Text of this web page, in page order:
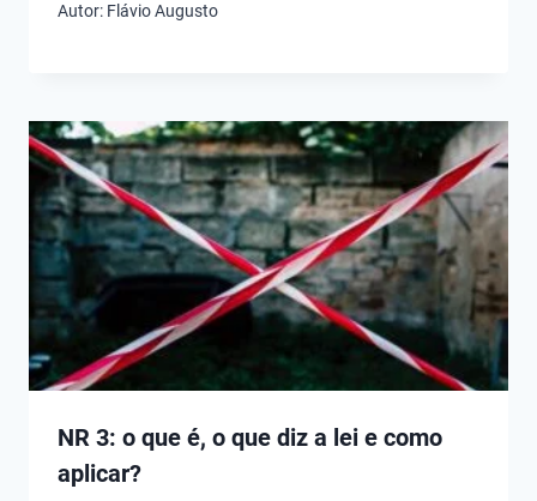
Autor: Flávio Augusto
NR 3: o que é, o que diz a lei e como
aplicar?